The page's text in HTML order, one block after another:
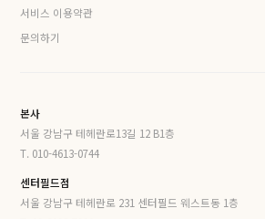
서비스 이용약관
문의하기
본사
서울 강남구 테헤란로13길 12 B1층
T. 010-4613-0744
센터필드점
서울 강남구 테헤란로 231 센터필드 웨스트동 1층